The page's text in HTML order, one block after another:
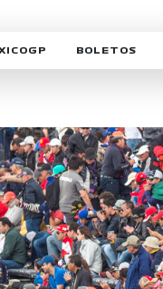
CON NOSOTROS
BOLETOS